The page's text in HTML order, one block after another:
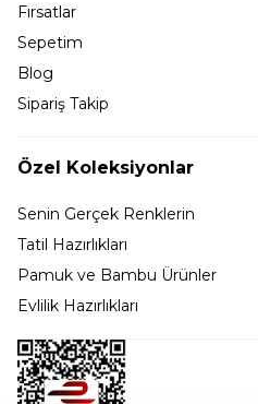
Fırsatlar
Sepetim
Blog
Sipariş Takip
Özel Koleksiyonlar
Senin Gerçek Renklerin
Tatil Hazırlıkları
Pamuk ve Bambu Ürünler
Evlilik Hazırlıkları